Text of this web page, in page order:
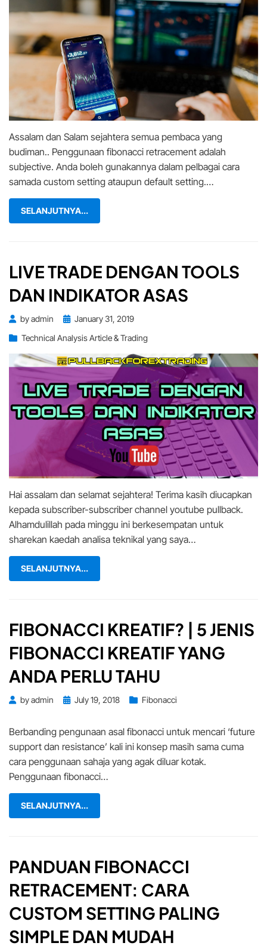
Assalam dan Salam sejahtera semua pembaca yang
budiman.. Penggunaan fibonacci retracement adalah
subjective. Anda boleh gunakannya dalam pelbagai cara
samada custom setting ataupun default setting.…
SELANJUTNYA...
LIVE TRADE DENGAN TOOLS
DAN INDIKATOR ASAS
byadmin
PostedJanuary 31, 2019
Technical Analysis Article & Trading
Hai assalam dan selamat sejahtera! Terima kasih diucapkan
kepada subscriber-subscriber channel youtube pullback.
Alhamdulillah pada minggu ini berkesempatan untuk
sharekan kaedah analisa teknikal yang saya…
SELANJUTNYA...
FIBONACCI KREATIF? | 5 JENIS
FIBONACCI KREATIF YANG
ANDA PERLU TAHU
byadmin
PostedJuly 19, 2018 Fibonacci
Berbanding pengunaan asal fibonacci untuk mencari ‘future
support dan resistance’ kali ini konsep masih sama cuma
cara penggunaan sahaja yang agak diluar kotak.
Penggunaan fibonacci…
SELANJUTNYA...
PANDUAN FIBONACCI
RETRACEMENT: CARA
CUSTOM SETTING PALING
SIMPLE DAN MUDAH